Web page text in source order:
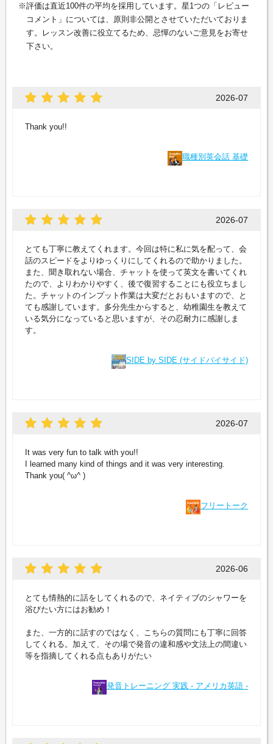
評価は直近100件の平均を採用しています。星1つの「レビュー
コメント」については、原則非公開とさせていただいておりま
す。レッスン改善に役立てるため、忌憚のないご意見をお寄せ
下さい。
2026-07
Thank you!!
職種別英会話 基礎
2026-07
とても丁寧に教えてくれます。今回は特に私に気を配って、会
話のスピードをよりゆっくりにしてくれるので助かりました。
また、聞き取れない場合、チャットを使って英文を書いてくれ
たので、よりわかりやすく、後で復習することにも役立ちまし
た。チャットのインプット作業は大変だとおもいますので、と
ても感謝しています。多分先生からすると、幼稚園生を教えて
いる気分になっていると思いますが、その忍耐力に感謝しま
す。
SIDE by SIDE (サイドバイサイド)
2026-07
It was very fun to talk with you!!
I learned many kind of things and it was very interesting.
Thank you( ^ω^ )
フリートーク
2026-06
とても情熱的に話をしてくれるので、ネイティブのシャワーを
浴びたい方にはお勧め！
また、一方的に話すのではなく、こちらの質問にも丁寧に回答
してくれる。加えて、その場で発音の違和感や文法上の間違い
等を指摘してくれる点もありがたい
発音トレーニング 実践 - アメリカ英語 -